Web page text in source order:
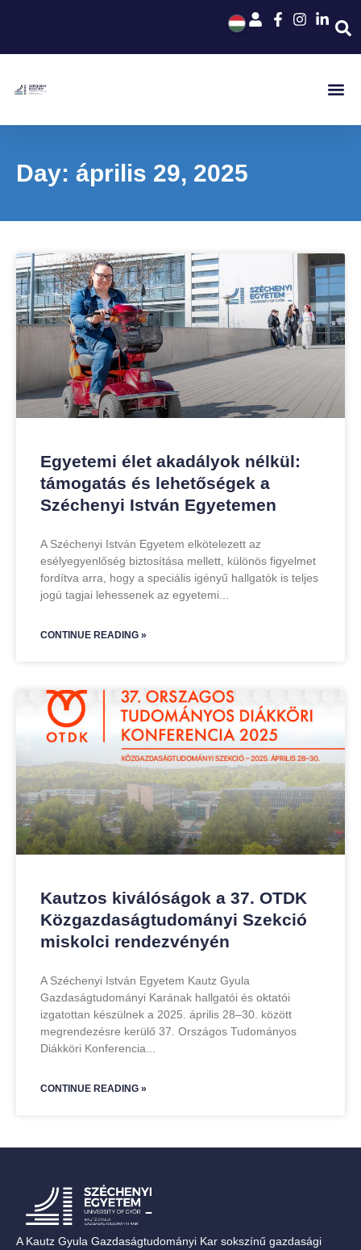
Day: április 29, 2025
Egyetemi élet akadályok nélkül:
támogatás és lehetőségek a
Széchenyi István Egyetemen
A Széchenyi István Egyetem elkötelezett az
esélyegyenlőség biztosítása mellett, különös figyelmet
fordítva arra, hogy a speciális igényű hallgatók is teljes
jogú tagjai lehessenek az egyetemi
CONTINUE READING »
Kautzos kiválóságok a 37. OTDK
Közgazdaságtudományi Szekció
miskolci rendezvényén
A Széchenyi István Egyetem Kautz Gyula
Gazdaságtudományi Karának hallgatói és oktatói
izgatottan készülnek a 2025. április 28–30. között
megrendezésre kerülő 37. Országos Tudományos
Diákköri Konferencia
CONTINUE READING »
A Kautz Gyula Gazdaságtudományi Kar sokszínű gazdasági